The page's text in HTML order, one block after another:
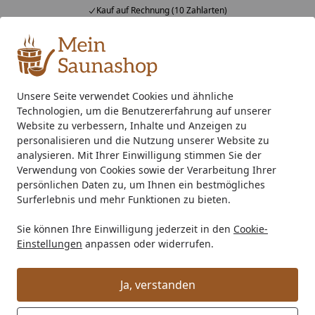
Unsere Seite verwendet Cookies und ähnliche
Technologien, um die Benutzererfahrung auf unserer
Website zu verbessern, Inhalte und Anzeigen zu
personalisieren und die Nutzung unserer Website zu
analysieren. Mit Ihrer Einwilligung stimmen Sie der
Verwendung von Cookies sowie der Verarbeitung Ihrer
persönlichen Daten zu, um Ihnen ein bestmögliches
Surferlebnis und mehr Funktionen zu bieten.
Sie können Ihre Einwilligung jederzeit in den Cookie-
Einstellungen anpassen oder widerrufen.
Ja, verstanden
Kauf auf Rechnung (10 Zahlarten)
Alle Produkte
Mein Konto
Suchen
Startseite
Zubehör Infrarot-Strahler Infraworld VITALlight-IPX4
Infraworld VITALlight-IPX4
Infrarotstrahler-Set rot Easy
Control: schwarz - Eckeinbau